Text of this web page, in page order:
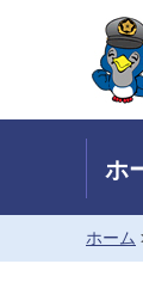
ホ
ホーム